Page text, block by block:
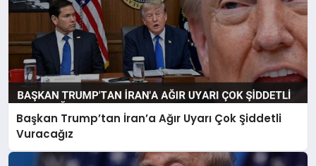
Başkan Trump’tan İran’a Ağır Uyarı Çok Şiddetli
Vuracağız